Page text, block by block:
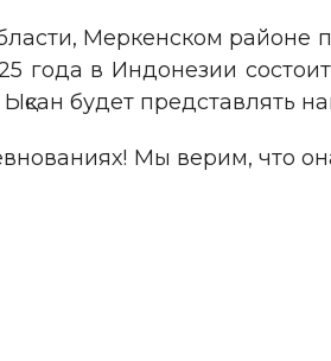
Меркенском районе
в Индонезии
будет представлять
Мы верим, что